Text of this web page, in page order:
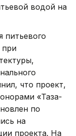
водой на
питьевого
при
что проект,
«Таза-
по
на
проекта. На